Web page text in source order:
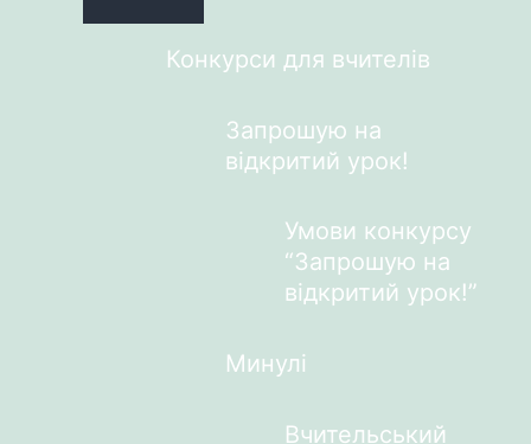
Конкурси для вчителів
Запрошую на
відкритий урок!
Умови конкурсу
“Запрошую на
відкритий урок!”
Минулі
Вчительський